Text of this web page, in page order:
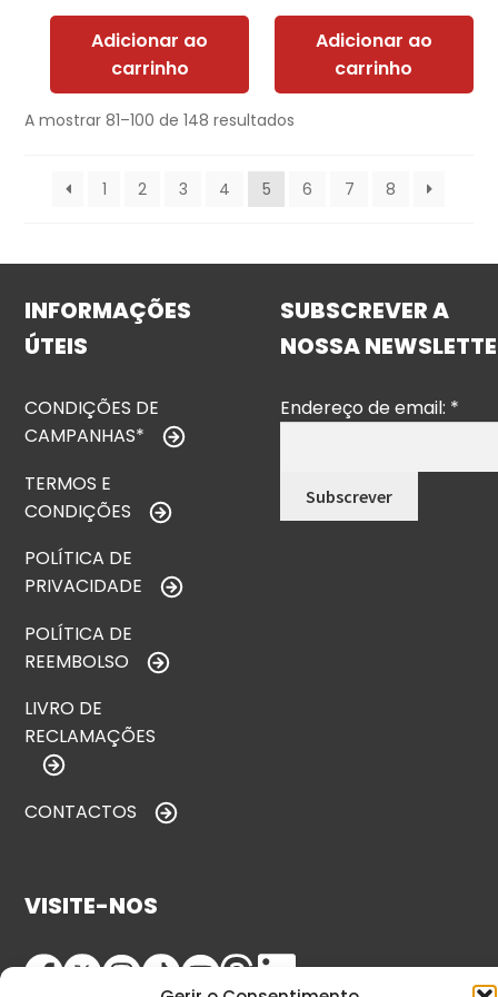
Adicionar ao
carrinho
Adicionar ao
carrinho
A mostrar 81–100 de 148 resultados
1 2 3 4 5 6 7 8
INFORMAÇÕES
ÚTEIS
CONDIÇÕES DE
CAMPANHAS*
TERMOS E
CONDIÇÕES
POLÍTICA DE
PRIVACIDADE
POLÍTICA DE
REEMBOLSO
LIVRO DE
RECLAMAÇÕES
CONTACTOS
SUBSCREVER A
NOSSA
Endereço de email: *
VISITE-NOS